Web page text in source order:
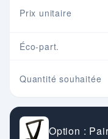
Prix unitaire
Éco-part.
Quantité souhaitée
Option :